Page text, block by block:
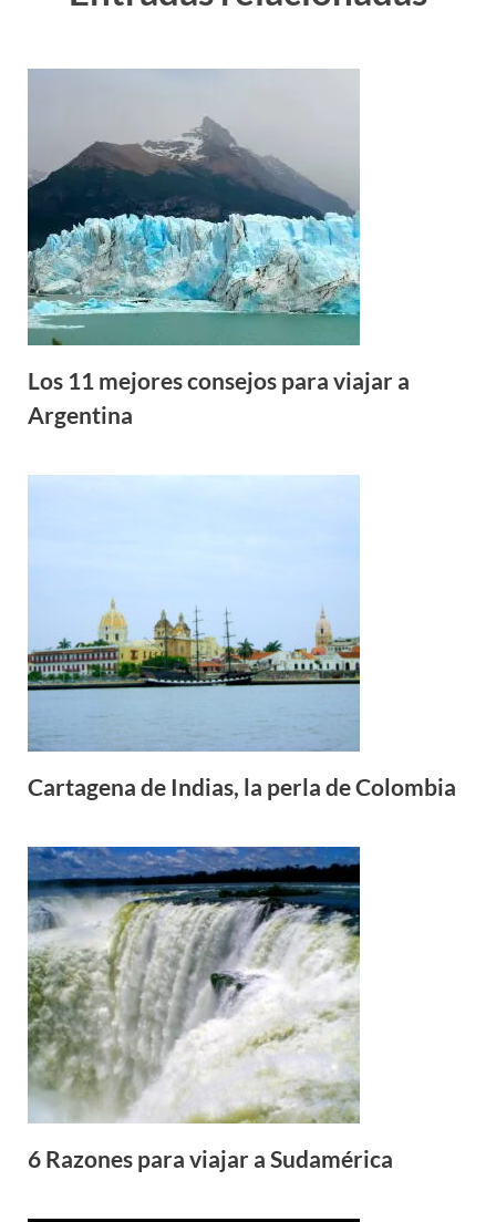
Los 11 mejores consejos para viajar a
Argentina
Cartagena de Indias, la perla de Colombia
6 Razones para viajar a Sudamérica